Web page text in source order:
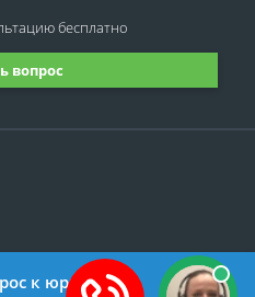
вопрос
бесплатно
к юристу?